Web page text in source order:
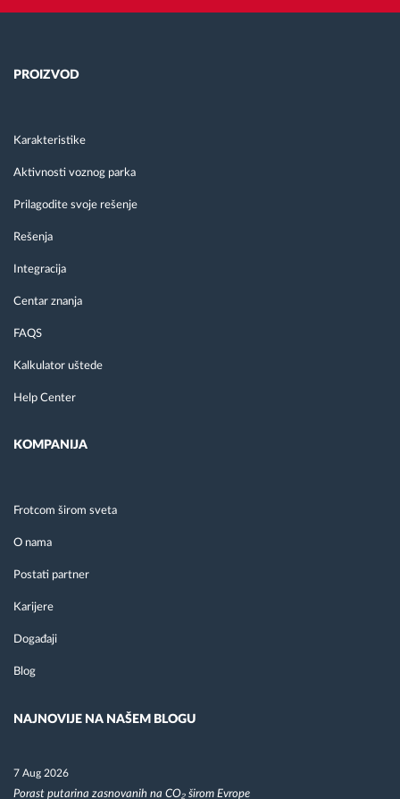
PROIZVOD
Karakteristike
Aktivnosti voznog parka
Prilagodite svoje rešenje
Rešenja
Integracija
Centar znanja
FAQS
Kalkulator uštede
Help Center
KOMPANIJA
Frotcom širom sveta
O nama
Postati partner
Karijere
Događaji
Blog
NAJNOVIJE NA NAŠEM BLOGU
7 Aug 2026
Porast putarina zasnovanih na CO₂ širom Evrope